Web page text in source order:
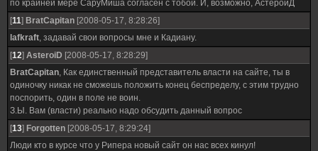
по крайней мере СаруМиша согласен с тобой. И, возможно, АстероиД
[11] BratCapitan [2008-05-17, 8:28:26]
lafkraft, задавай свои вопросы мне и Кадиану.
[12] AsteroiD [2008-05-17, 8:28:29]
BratCapitan, Как единственный представитель власти на сайте, ты в
одиночку никак не сможешь положить конец беспределу, с этим трудно
поспорить, один в поле не воин.
З.Ы. Вам (власти) реально надо обсудить данный вопрос
[13] Forgotten [2008-05-17, 8:29:24]
Люди кто в курсе что у Рипера новый сайт он нас всех кинул!